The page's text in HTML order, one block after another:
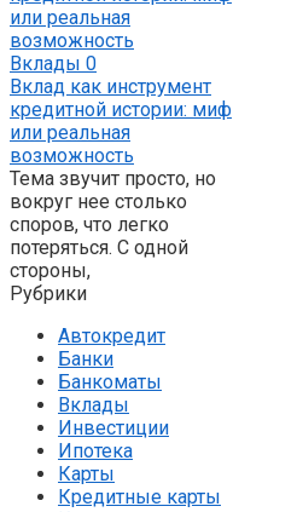
Вклады 0
Вклад как инструмент
кредитной истории: миф
или реальная
возможность
Тема звучит просто, но
вокруг нее столько
споров, что легко
потеряться. С одной
стороны,
Рубрики
Автокредит
Банки
Банкоматы
Вклады
Инвестиции
Ипотека
Карты
Кредитные карты